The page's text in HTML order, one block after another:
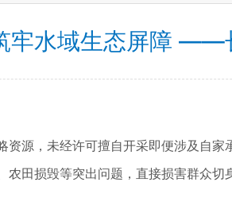
牢水域生态屏障 ——
，未经许可擅自开采即便涉及自家
田损毁等突出问题，直接损害群众